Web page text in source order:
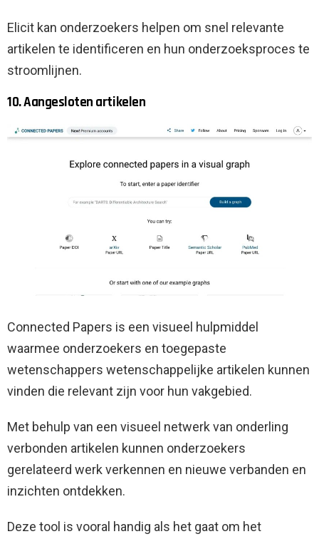
Elicit kan onderzoekers helpen om snel relevante
artikelen te identificeren en hun onderzoeksproces te
stroomlijnen.
10. Aangesloten artikelen
Connected Papers is een visueel hulpmiddel
waarmee onderzoekers en toegepaste
wetenschappers wetenschappelijke artikelen kunnen
vinden die relevant zijn voor hun vakgebied.
Met behulp van een visueel netwerk van onderling
verbonden artikelen kunnen onderzoekers
gerelateerd werk verkennen en nieuwe verbanden en
inzichten ontdekken.
Deze tool is vooral handig als het gaat om het